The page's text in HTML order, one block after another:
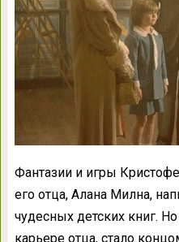
Фантазии и игры
его отца, Алана Милна,
чудесных детских книг.
карьере отца, стало